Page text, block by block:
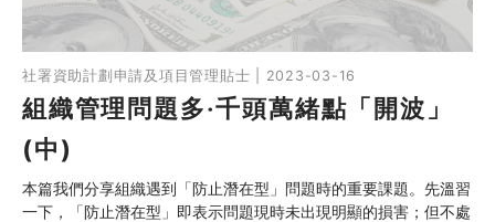
社署資助計劃申請及項目管理貼士 | 2023-03-16
組織管理問題多‧千頭萬緒點「開波」
(中)
本篇我們分享組織遇到「防止潛在型」問題時的重要課題。先溫習
一下，「防止潛在型」即表示問題現時未出現明顯的損害；但不處